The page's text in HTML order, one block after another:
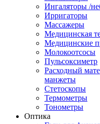
Ингаляторы /
Ирригаторы
Массажеры
Медицинская
Медицинские
Молокоотсосы
Пульсоксиметр
Расходный
манжеты
Стетоскопы
Термометры
Тонометры
Оптика